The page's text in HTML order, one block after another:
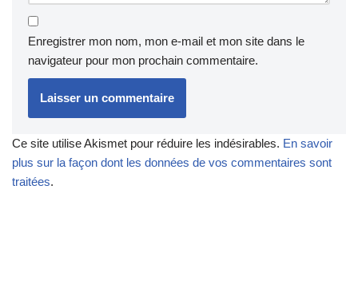
Enregistrer mon nom, mon e-mail et mon site dans le
navigateur pour mon prochain commentaire.
Ce site utilise Akismet pour réduire les indésirables. En savoir
plus sur la façon dont les données de vos commentaires sont
traitées.